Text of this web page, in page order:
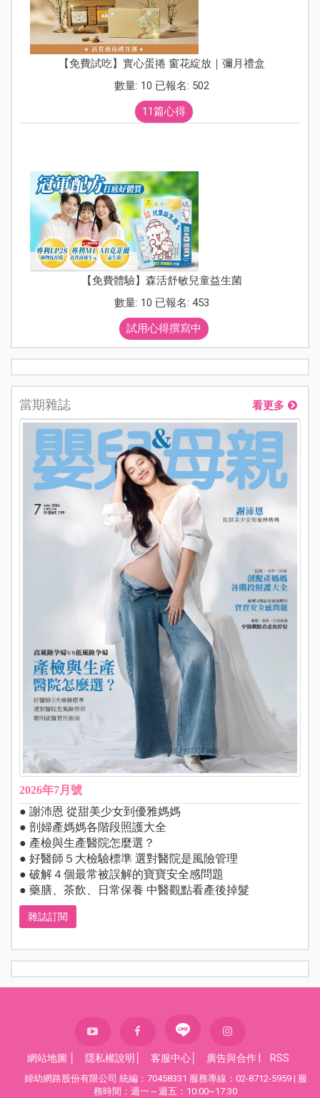
【免費試吃】實心蛋捲 窗花綻放｜彌月禮盒
數量: 10 已報名: 502
11篇心得
【免費體驗】森活舒敏兒童益生菌
數量: 10 已報名: 453
試用心得撰寫中
當期雜誌 看更多
2026年7月號
● 謝沛恩 從甜美少女到優雅媽媽
● 剖婦產媽媽各階段照護大全
● 產檢與生產醫院怎麼選？
● 好醫師５大檢驗標準 選對醫院是風險管理
● 破解４個最常被誤解的寶寶安全感問題
● 藥膳、茶飲、日常保養 中醫觀點看產後掉髮
雜誌訂閱
網站地圖 隱私權說明 客服中心 廣告與合作 RSS
婦幼網路股份有限公司 統編：70458331 服務專線：02-8712-5959 | 服
務時間：週一～週五：10:00~17:30